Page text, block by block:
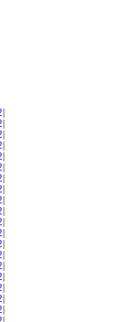
|
|
|
|
|
|
|
|
|
|
|
|
|
|
|
|
|
|
|